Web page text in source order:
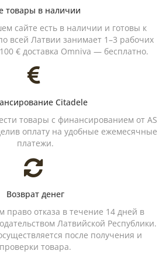
товары в наличии
сайте есть в наличии и готовы к
всей Латвии занимает 1–3 рабочих
€ доставка Omniva — бесплатно.
Citadele
товары с финансированием от AS
оплату на удобные ежемесячные
платежи.
Возврат денег
право отказа в течение 14 дней в
Латвийской Республики.
после получения и
проверки товара.